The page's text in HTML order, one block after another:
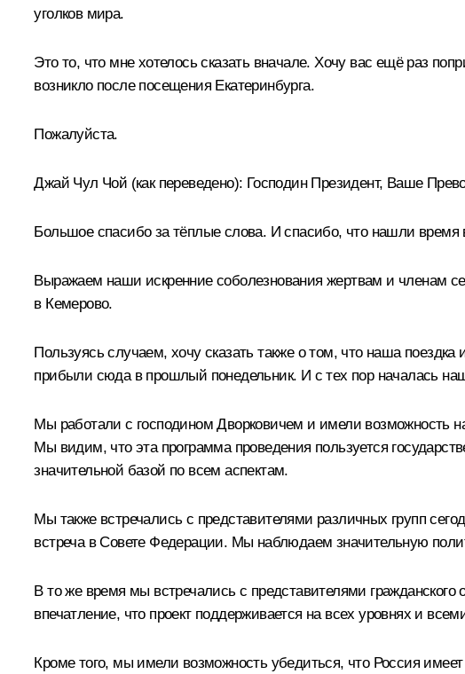
уголков мира.
Это то, что мне хотелось сказать вначале. Хочу вас ещё раз
возникло после посещения Екатеринбурга.
Пожалуйста.
Джай Чул Чой (как переведено): Господин Президент, Ваше
Большое спасибо за тёплые слова. И спасибо, что нашли
Выражаем наши искренние соболезнования жертвам и членам
в Кемерово.
Пользуясь случаем, хочу сказать также о том, что наша
прибыли сюда в прошлый понедельник. И с тех пор началась
Мы работали с господином Дворковичем и имели возможность
Мы видим, что эта программа проведения пользуется
значительной базой по всем аспектам.
Мы также встречались с представителями различных групп
встреча в Совете Федерации. Мы наблюдаем значительную
В то же время мы встречались с представителями
впечатление, что проект поддерживается на всех уровнях и
Кроме того, мы имели возможность убедиться, что Россия